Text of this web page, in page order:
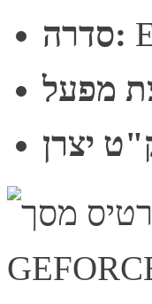
סדרה: